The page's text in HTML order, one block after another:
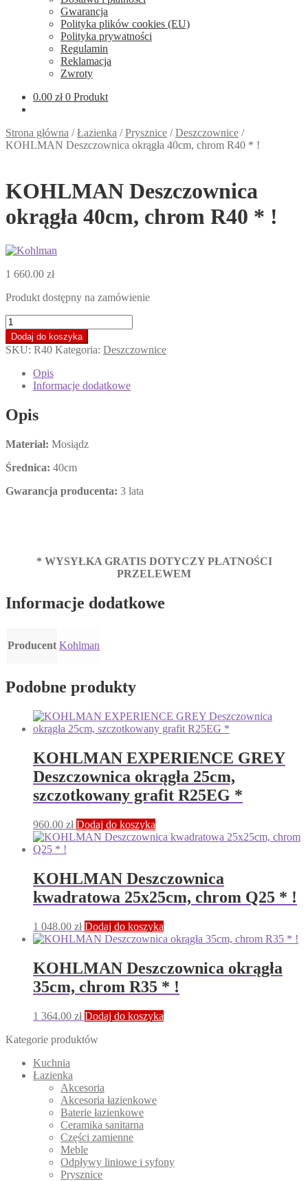
Gwarancja
Polityka plików cookies (EU)
Polityka prywatności
Regulamin
Reklamacja
Zwroty
0.00 zł 0 Produkt
Strona główna /Łazienka /Prysznice /Deszczownice /
KOHLMAN Deszczownica okrągła 40cm, chrom R40 * !
KOHLMAN Deszczownica
okrągła 40cm, chrom R40 * !
1 660.00 zł
Produkt dostępny na zamówienie
ilość
KOHLMAN
Deszczownica
okrągła
40cm,
chrom
*
!
Dodaj do koszyka
SKU: R40 Kategoria: Deszczownice
Opis
Informacje dodatkowe
Opis
Materiał: Mosiądz
Średnica: 40cm
Gwarancja producenta: 3 lata
* WYSYŁKA GRATIS DOTYCZY PŁATNOŚCI
PRZELEWEM
Informacje dodatkowe
Producent Kohlman
Podobne produkty
KOHLMAN EXPERIENCE GREY
Deszczownica okrągła 25cm,
szczotkowany grafit R25EG *
960.00 zł Dodaj do koszyka
KOHLMAN Deszczownica
kwadratowa 25x25cm, chrom Q25 * !
1 048.00 zł Dodaj do koszyka
KOHLMAN Deszczownica okrągła
35cm, chrom R35 * !
1 364.00 zł Dodaj do koszyka
Kategorie produktów
Kuchnia
Łazienka
Akcesoria
Akcesoria łazienkowe
Baterie łazienkowe
Ceramika sanitarna
Części zamienne
Meble
Odpływy liniowe i syfony
Prysznice